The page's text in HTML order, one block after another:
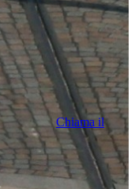
Chiama il